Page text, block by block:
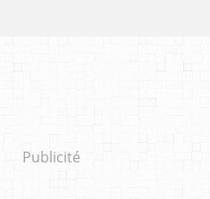
Publicité